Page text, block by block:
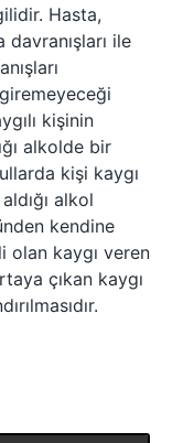
Hasta,
ile
kişinin
alkolde bir
kişi kaygı
alkol
kendine
olan kaygı veren
çıkan kaygı